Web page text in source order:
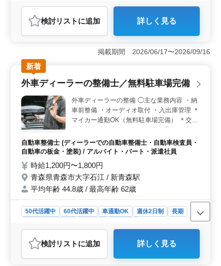
ト様に提出します。 ・設計図および施工図
はCADで作成いたします。 ■応募資格 ・電
幅広い世代が在籍しており、活発な職場環境
は、出張もあります。
おすすめポイント
＜官公庁案件多数・社保完備＞ 電気設備設計者を対象
にした求人です。官公庁を中心に電気・機械設備の設計
自治体まで庁舎、図書館、福祉施設など様々な案件を手
がけています。本社と支社が全国に展開され、幅広い案
件に対応しています。 ＜未経験者歓迎・資格支援あ
り＞ 電気に関する知識があれば初めての設計者も歓迎
ています。資格取得を目標にする方には全面的な支援が
あります。設計図や施工図の作成にはCADを使用しま
す。出張も発生するため、柔軟性が求められます。
＜充実の給与と手当＞ 正社員・契約社員・派遣社員の
雇用形態で、年収400〜700万円（能力・資格による）。
通勤手当は全額支給されます。健康保険・厚生年金・雇
すい環境が整っています。
検討リスト に追加 詳しく見る
掲載期間 2026/06/17〜2026/09/16
新着
外車ディーラーの整備士／無料駐車場完備
外車ディーラーの整備 ◯主な業務内容 ・納
車前整備 ・オーディオ取付 ・入出庫管理 ＊
マイカー通勤OK（無料駐車場完備） ＊交通
高いスキルが必要になる外車ディーラーの求
人です。 腕に自信のある方、ぜひご応募お
自動車整備士 (ディーラーでの自動車整備士・自動車検査員・
自動車の板金・塗装) / アルバイト・パート・派遣社員
時給1,200円〜1,800円
青森県青森市大字石江 / 新青森駅
平均年齢 44.8歳 / 最高年齢 62歳
50代活躍中 60代活躍中 車通勤OK 週休2日制
長期
自動車整備士
おすすめポイント
＜外車ディーラーで専門性を活かせる仕事内容＞ 納車
検討リスト に追加 詳しく見る